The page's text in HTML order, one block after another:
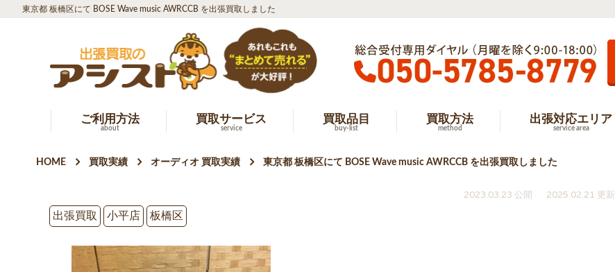
東京都 板橋区にて BOSE Wave music AWRCCB を出張買取しました
ご利用方法
about
買取サービス
service
買取品目
buy-list
買取方法
method
出張対応エリア
service area
HOME 買取実績 オーディオ 買取実績 東京都 板橋区にて BOSE Wave music AWRCCB を出張買取しました
2023.03.23 公開
2025.02.21 更新
出張買取
小平店 板橋区